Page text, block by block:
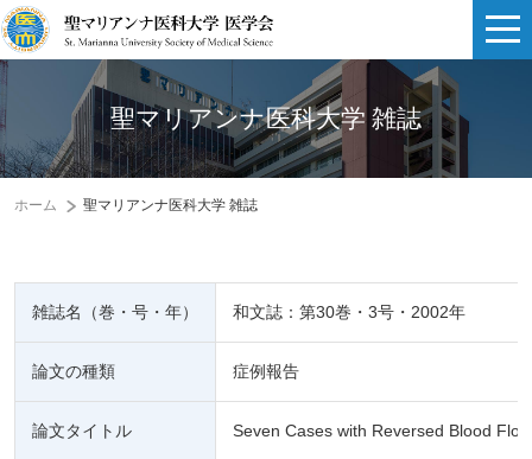
聖マリアンナ医科大学 雑誌
ホーム 聖マリアンナ医科大学 雑誌
雑誌名（巻・号・年） 和文誌：第30巻・3号・2002年
論文の種類 症例報告
論文タイトル Seven Cases with Reversed Blood